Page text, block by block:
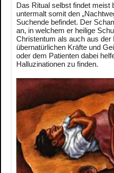
Das Ritual selbst findet meist
untermalt somit den
Suchende befindet. Der
an, in welchem er heilige
Christentum als auch aus der
übernatürlichen Kräfte und
oder dem Patienten dabei
Halluzinationen zu finden.